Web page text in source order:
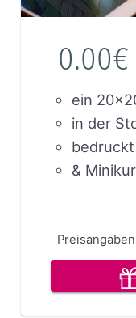
ein
in der
&